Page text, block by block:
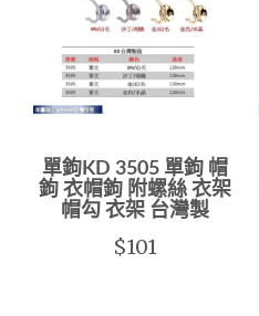
單鉤KD 3505 單鉤 帽
鉤 衣帽鉤 附螺絲 衣架
帽勾 衣架 台灣製
$101